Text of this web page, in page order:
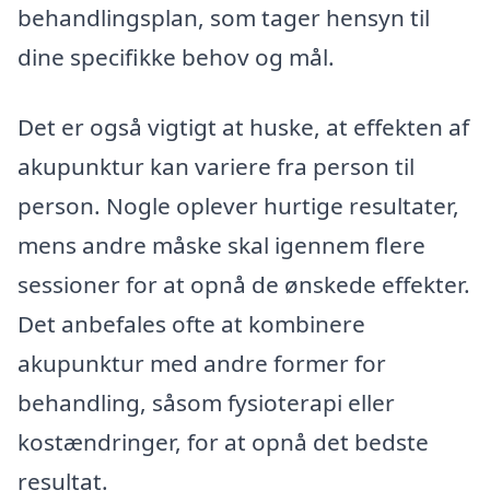
behandlingsplan, som tager hensyn til
dine specifikke behov og mål.
Det er også vigtigt at huske, at effekten af
akupunktur kan variere fra person til
person. Nogle oplever hurtige resultater,
mens andre måske skal igennem flere
sessioner for at opnå de ønskede effekter.
Det anbefales ofte at kombinere
akupunktur med andre former for
behandling, såsom fysioterapi eller
kostændringer, for at opnå det bedste
resultat.